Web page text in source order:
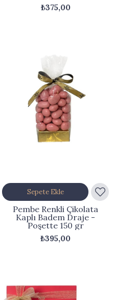
₺375,00
Pembe Renkli Çikolata
Kaplı Badem Draje -
Poşette 150 gr
₺395,00
Sepete Ekle